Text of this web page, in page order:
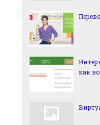
как